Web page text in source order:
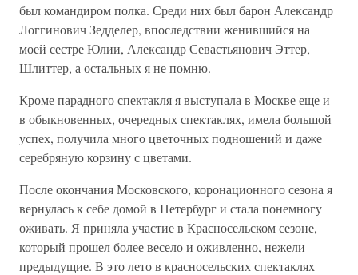
был командиром полка. Среди них был барон Александр
Логгинович Зедделер, впоследствии женившийся на
моей сестре Юлии, Александр Севастьянович Эттер,
Шлиттер, а остальных я не помню.
Кроме парадного спектакля я выступала в Москве еще и
в обыкновенных, очередных спектаклях, имела большой
успех, получила много цветочных подношений и даже
серебряную корзину с цветами.
После окончания Московского, коронационного сезона я
вернулась к себе домой в Петербург и стала понемногу
оживать. Я приняла участие в Красносельском сезоне,
который прошел более весело и оживленно, нежели
предыдущие. В это лето в красносельских спектаклях